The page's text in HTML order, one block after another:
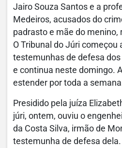
Jairo Souza Santos e a
Medeiros, acusados do
padrasto e mãe do
O Tribunal do Júri começou
testemunhas de defesa
e continua neste domingo.
estender por toda a
Presidido pela juíza
júri, ontem, ouviu o
da Costa Silva, irmão de
testemunha de defesa